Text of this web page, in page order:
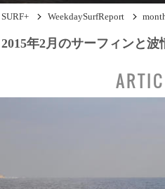
Video Logs
SURF+ WeekdaySurfReport
2015年2月のサーフィンと波